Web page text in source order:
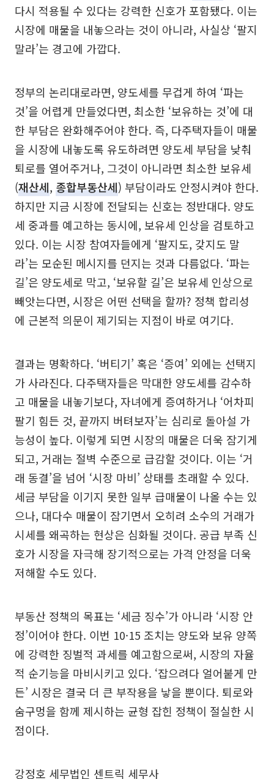
다시 적용될 수 있다는 강력한 신호가 포함됐다. 이는
시장에 매물을 내놓으라는 것이 아니라, 사실상 ‘팔지
말라’는 경고에 가깝다.
정부의 논리대로라면, 양도세를 무겁게 하여 ‘파는
것’을 어렵게 만들었다면, 최소한 ‘보유하는 것’에 대
한 부담은 완화해주어야 한다. 즉, 다주택자들이 매물
을 시장에 내놓도록 유도하려면 양도세 부담을 낮춰
퇴로를 열어주거나, 그것이 아니라면 최소한 보유세
(재산세, 종합부동산세) 부담이라도 안정시켜야 한다.
하지만 지금 시장에 전달되는 신호는 정반대다. 양도
세 중과를 예고하는 동시에, 보유세 인상을 검토하고
있다. 이는 시장 참여자들에게 ‘팔지도, 갖지도 말
라’는 모순된 메시지를 던지는 것과 다름없다. ‘파는
길’은 양도세로 막고, ‘보유할 길’은 보유세 인상으로
빼앗는다면, 시장은 어떤 선택을 할까? 정책 합리성
에 근본적 의문이 제기되는 지점이 바로 여기다.
결과는 명확하다. ‘버티기’ 혹은 ‘증여’ 외에는 선택지
가 사라진다. 다주택자들은 막대한 양도세를 감수하
고 매물을 내놓기보다, 자녀에게 증여하거나 ‘어차피
팔기 힘든 것, 끝까지 버텨보자’는 심리로 돌아설 가
능성이 높다. 이렇게 되면 시장의 매물은 더욱 잠기게
되고, 거래는 절벽 수준으로 급감할 것이다. 이는 ‘거
래 동결’을 넘어 ‘시장 마비’ 상태를 초래할 수 있다.
세금 부담을 이기지 못한 일부 급매물이 나올 수는 있
으나, 대다수 매물이 잠기면서 오히려 소수의 거래가
시세를 왜곡하는 현상은 심화될 것이다. 공급 부족 신
호가 시장을 자극해 장기적으로는 가격 안정을 더욱
저해할 수도 있다.
부동산 정책의 목표는 ‘세금 징수’가 아니라 ‘시장 안
정’이어야 한다. 이번 10·15 조치는 양도와 보유 양쪽
에 강력한 징벌적 과세를 예고함으로써, 시장의 자율
적 순기능을 마비시키고 있다. ‘잡으려다 얼어붙게 만
든’ 시장은 결국 더 큰 부작용을 낳을 뿐이다. 퇴로와
숨구멍을 함께 제시하는 균형 잡힌 정책이 절실한 시
점이다.
강정호 세무법인 센트릭 세무사